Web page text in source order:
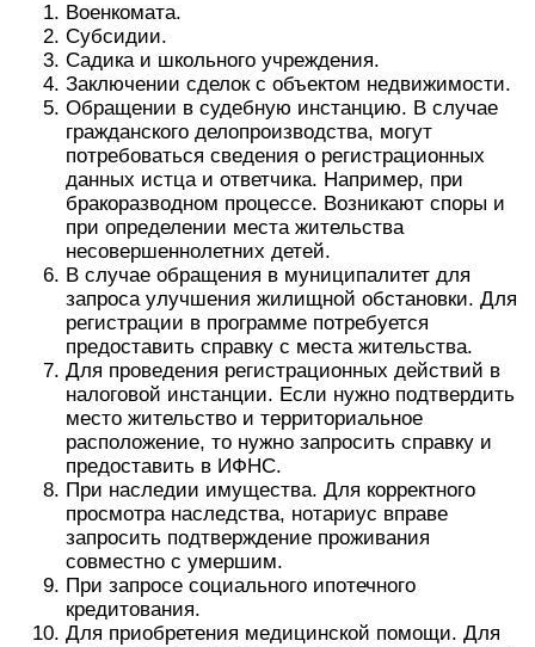
Военкомата.
Субсидии.
Садика и школьного учреждения.
Заключении сделок с объектом недвижимости.
Обращении в судебную инстанцию. В случае
гражданского делопроизводства, могут
потребоваться сведения о регистрационных
данных истца и ответчика. Например, при
бракоразводном процессе. Возникают споры и
при определении места жительства
несовершеннолетних детей.
В случае обращения в муниципалитет для
запроса улучшения жилищной обстановки. Для
регистрации в программе потребуется
предоставить справку с места жительства.
Для проведения регистрационных действий в
налоговой инстанции. Если нужно подтвердить
место жительство и территориальное
расположение, то нужно запросить справку и
предоставить в ИФНС.
При наследии имущества. Для корректного
просмотра наследства, нотариус вправе
запросить подтверждение проживания
совместно с умершим.
При запросе социального ипотечного
кредитования.
Для приобретения медицинской помощи. Для